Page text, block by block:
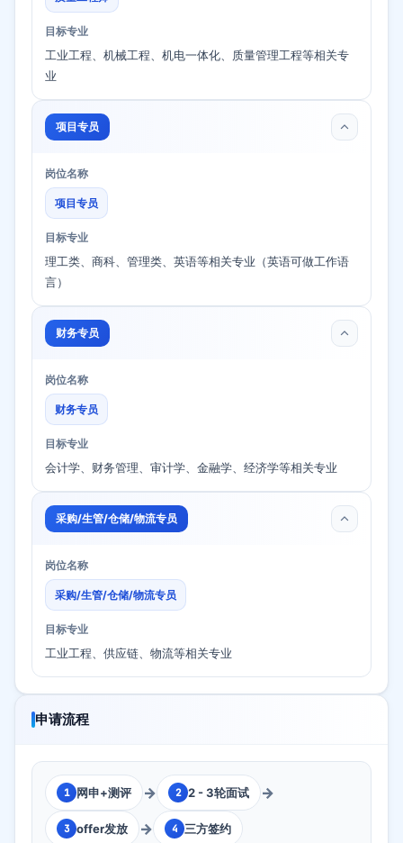
目标专业
工业工程、机械工程、机电一体化、质量管理工程等相关专
业
项目专员
岗位名称
项目专员
目标专业
理工类、商科、管理类、英语等相关专业（英语可做工作语
言）
财务专员
岗位名称
财务专员
目标专业
会计学、财务管理、审计学、金融学、经济学等相关专业
采购/生管/仓储/物流专员
岗位名称
采购/生管/仓储/物流专员
目标专业
工业工程、供应链、物流等相关专业
申请流程
1 网申+测评 → 2 2 - 3轮面试 →
3 offer发放 → 4 三方签约